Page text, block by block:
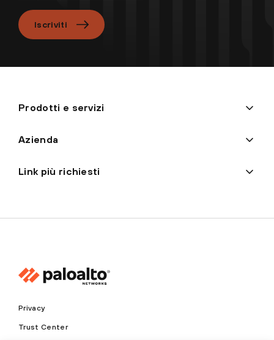
Iscriviti
Prodotti e servizi
Azienda
Link più richiesti
Privacy
Trust Center